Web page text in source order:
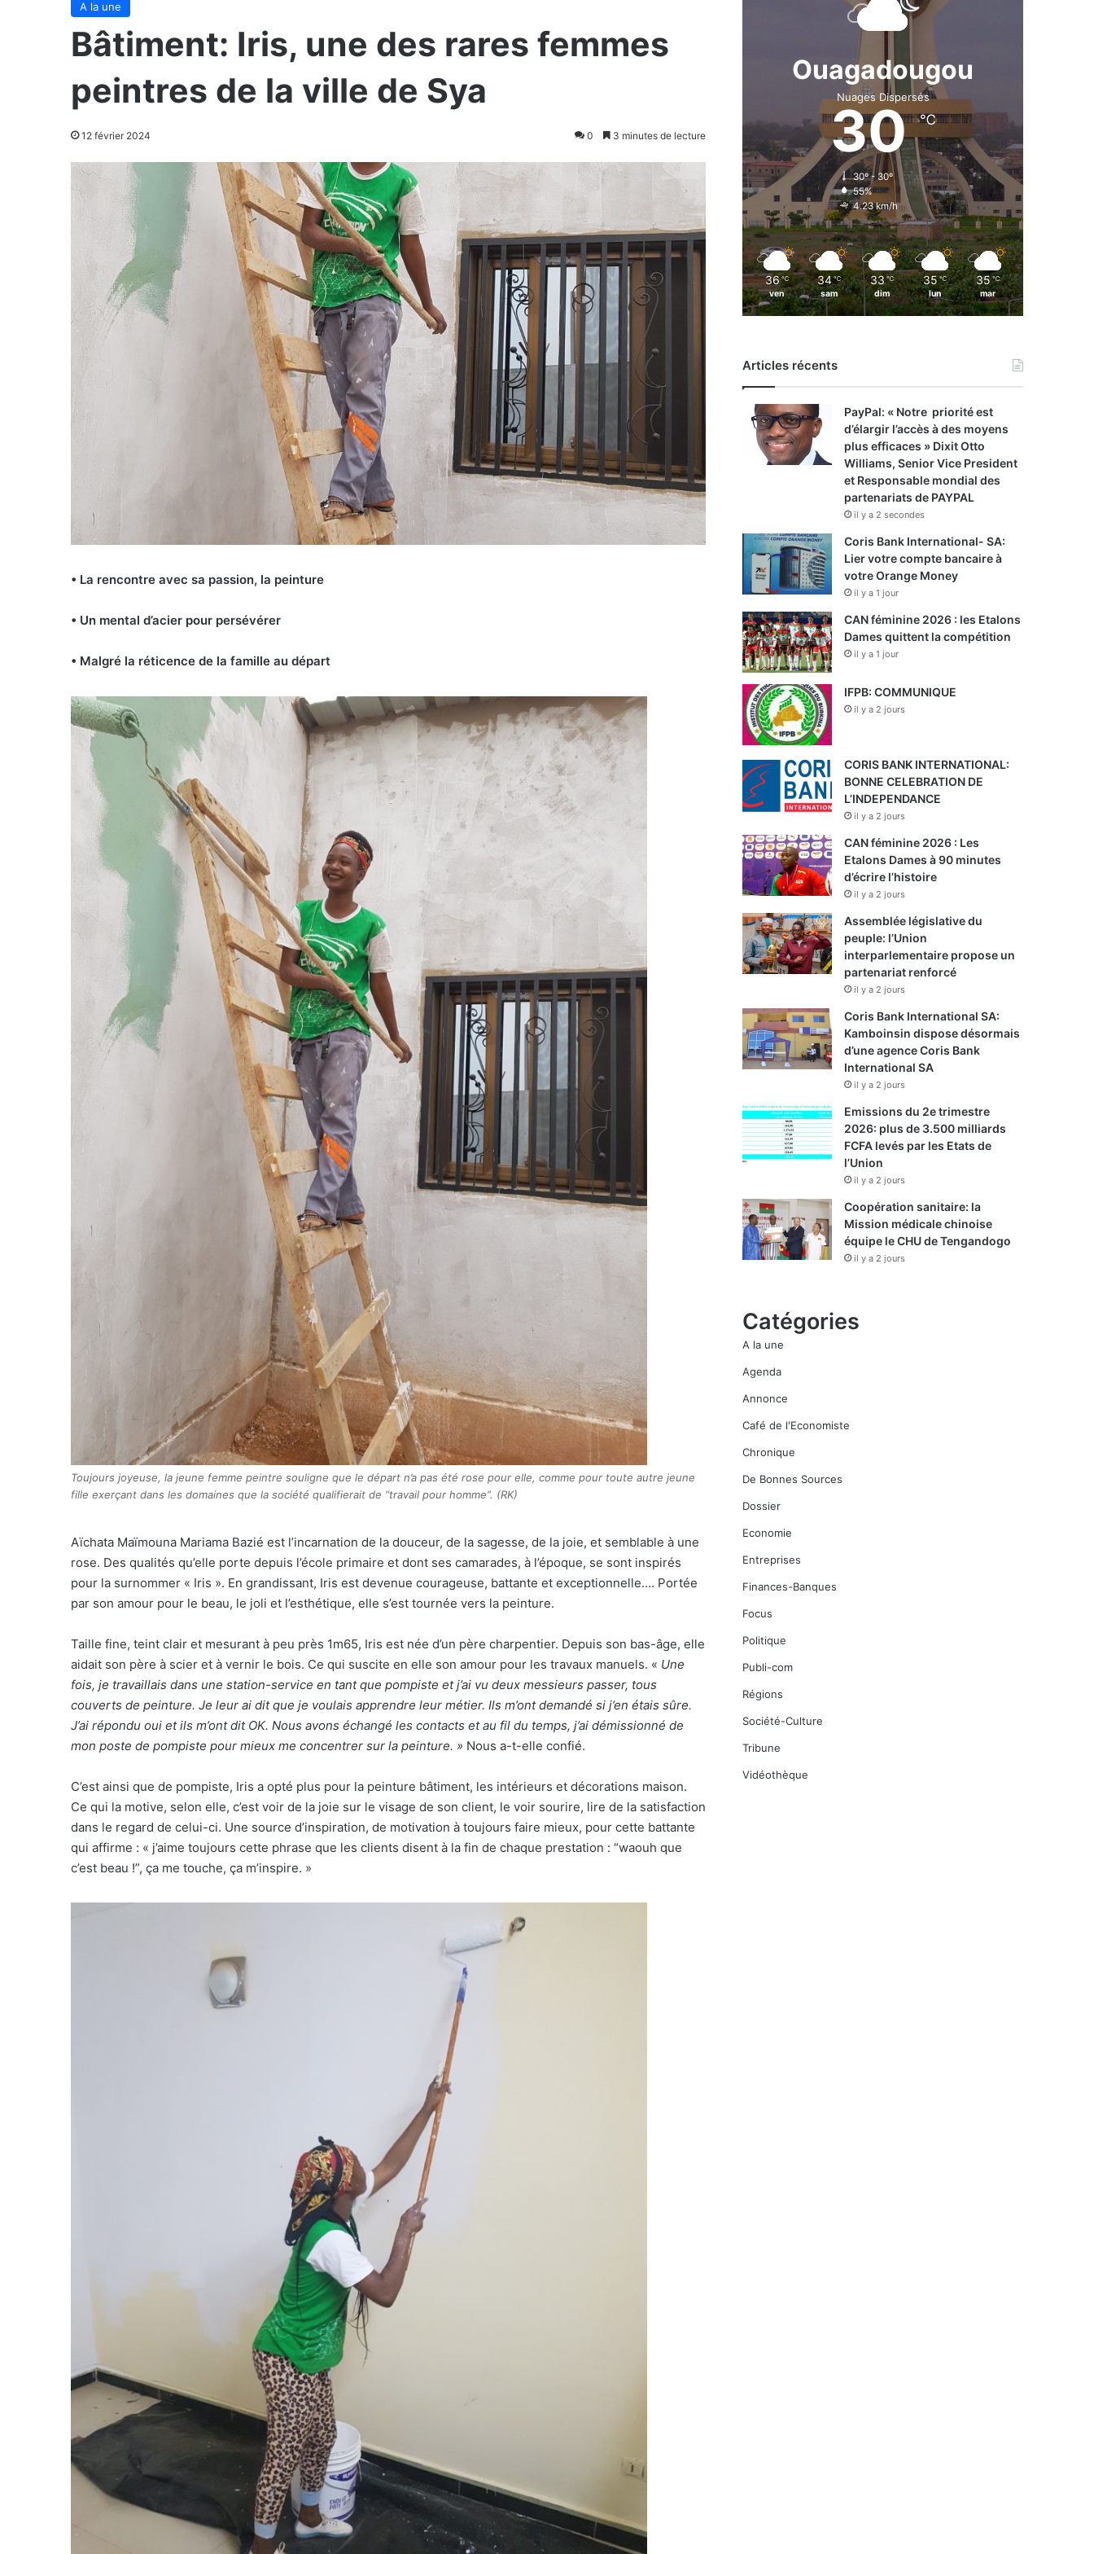
A la une
Bâtiment: Iris, une des rares femmes
peintres de la ville de Sya
12 février 2024 0 3 minutes de lecture
• La rencontre avec sa passion, la peinture
• Un mental d’acier pour persévérer
• Malgré la réticence de la famille au départ
Toujours joyeuse, la jeune femme peintre souligne que le départ n’a pas été rose pour elle, comme pour toute autre jeune
fille exerçant dans les domaines que la société qualifierait de “travail pour homme”. (RK)
Aïchata Maïmouna Mariama Bazié est l’incarnation de la douceur, de la sagesse, de la joie, et semblable à une
rose. Des qualités qu’elle porte depuis l’école primaire et dont ses camarades, à l’époque, se sont inspirés
pour la surnommer « Iris ». En grandissant, Iris est devenue courageuse, battante et exceptionnelle…. Portée
par son amour pour le beau, le joli et l’esthétique, elle s’est tournée vers la peinture.
Taille fine, teint clair et mesurant à peu près 1m65, Iris est née d’un père charpentier. Depuis son bas-âge, elle
aidait son père à scier et à vernir le bois. Ce qui suscite en elle son amour pour les travaux manuels. « Une
fois, je travaillais dans une station-service en tant que pompiste et j’ai vu deux messieurs passer, tous
couverts de peinture. Je leur ai dit que je voulais apprendre leur métier. Ils m’ont demandé si j’en étais sûre.
J’ai répondu oui et ils m’ont dit OK. Nous avons échangé les contacts et au fil du temps, j’ai démissionné de
mon poste de pompiste pour mieux me concentrer sur la peinture. » Nous a-t-elle confié.
C’est ainsi que de pompiste, Iris a opté plus pour la peinture bâtiment, les intérieurs et décorations maison.
Ce qui la motive, selon elle, c’est voir de la joie sur le visage de son client, le voir sourire, lire de la satisfaction
dans le regard de celui-ci. Une source d’inspiration, de motivation à toujours faire mieux, pour cette battante
qui affirme : « j’aime toujours cette phrase que les clients disent à la fin de chaque prestation : “waouh que
c’est beau !”, ça me touche, ça m’inspire. »
Ouagadougou
Nuages Dispersés
30℃
30º - 30º
55%
4.23 km/h
36 ℃
ven
34 ℃
sam
33 ℃
dim
35 ℃
lun
35 ℃
mar
Articles récents
PayPal: « Notre priorité est
d’élargir l’accès à des moyens
plus efficaces » Dixit Otto
Williams, Senior Vice President
et Responsable mondial des
partenariats de PAYPAL
il y a 2 secondes
Coris Bank International- SA:
Lier votre compte bancaire à
votre Orange Money
il y a 1 jour
CAN féminine 2026 : les Etalons
Dames quittent la compétition
il y a 1 jour
IFPB: COMMUNIQUE
il y a 2 jours
CORIS BANK INTERNATIONAL:
BONNE CELEBRATION DE
L’INDEPENDANCE
il y a 2 jours
CAN féminine 2026 : Les
Etalons Dames à 90 minutes
d’écrire l’histoire
il y a 2 jours
Assemblée législative du
peuple: l’Union
interparlementaire propose un
partenariat renforcé
il y a 2 jours
Coris Bank International SA:
Kamboinsin dispose désormais
d’une agence Coris Bank
International SA
il y a 2 jours
Emissions du 2e trimestre
2026: plus de 3.500 milliards
FCFA levés par les Etats de
l’Union
il y a 2 jours
Coopération sanitaire: la
Mission médicale chinoise
équipe le CHU de Tengandogo
il y a 2 jours
Catégories
A la une
Agenda
Annonce
Café de l'Economiste
Chronique
De Bonnes Sources
Dossier
Economie
Entreprises
Finances-Banques
Focus
Politique
Publi-com
Régions
Société-Culture
Tribune
Vidéothèque